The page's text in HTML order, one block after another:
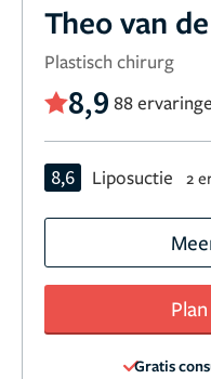
Theo van
Plastisch chirurg
8,9 88
8,6 Liposuctie 2
Gratis